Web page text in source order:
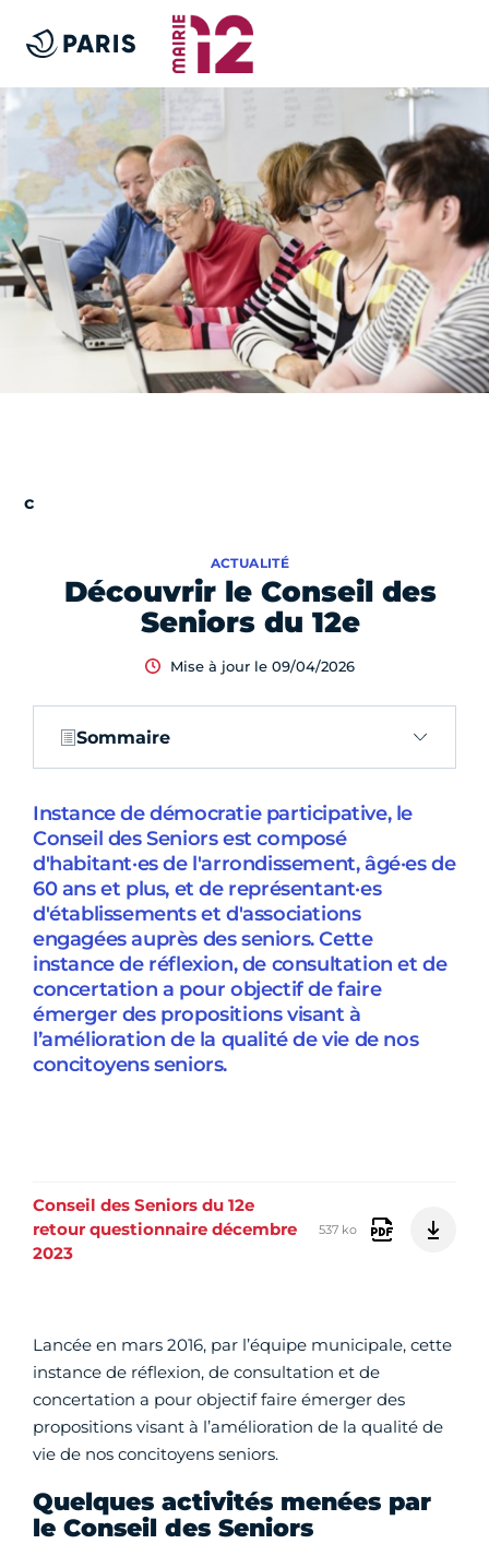
Découvrir le Conseil des
Seniors du 12e
ACTUALITÉ
Mise à jour le 09/04/2026
Sommaire
Instance de démocratie participative, le
Conseil des Seniors est composé
d'habitant·es de l'arrondissement, âgé·es de
60 ans et plus, et de représentant·es
d'établissements et d'associations
engagées auprès des seniors. Cette
instance de réflexion, de consultation et de
concertation a pour objectif de faire
émerger des propositions visant à
l’amélioration de la qualité de vie de nos
concitoyens seniors.
Conseil des Seniors du 12e
retour questionnaire décembre
2023
537 ko
Lancée en mars 2016, par l’équipe municipale, cette
instance de réflexion, de consultation et de
concertation a pour objectif faire émerger des
propositions visant à l’amélioration de la qualité de
vie de nos concitoyens seniors.
Quelques activités menées par
le Conseil des Seniors